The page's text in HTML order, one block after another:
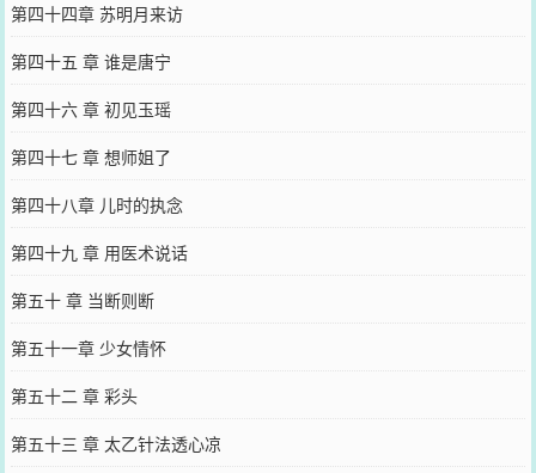
第四十四章 苏明月来访
第四十五 章 谁是唐宁
第四十六 章 初见玉瑶
第四十七 章 想师姐了
第四十八章 儿时的执念
第四十九 章 用医术说话
第五十 章 当断则断
第五十一章 少女情怀
第五十二 章 彩头
第五十三 章 太乙针法透心凉